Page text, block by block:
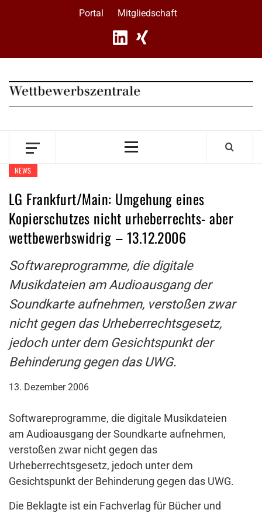
Portal Mitgliedschaft
Primary
NEWS
LG Frankfurt/Main: Umgehung eines
Kopierschutzes nicht urheberrechts- aber
wettbewerbswidrig – 13.12.2006
Softwareprogramme, die digitale
Musikdateien am Audioausgang der
Soundkarte aufnehmen, verstoßen zwar
nicht gegen das Urheberrechtsgesetz,
jedoch unter dem Gesichtspunkt der
Behinderung gegen das UWG.
13. Dezember 2006
Softwareprogramme, die digitale Musikdateien
am Audioausgang der Soundkarte aufnehmen,
verstoßen zwar nicht gegen das
Urheberrechtsgesetz, jedoch unter dem
Gesichtspunkt der Behinderung gegen das UWG.
Die Beklagte ist ein Fachverlag für Bücher und